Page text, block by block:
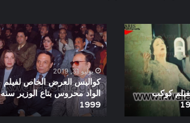
كوكب
كواليس
العرض
الخاص
لفيلم
الواد
محروس
بتاع
الوزير
يوليو 31, 2019
كواليس العرض الخاص لفيلم
الواد محروس بتاع الوزير سنه
1999